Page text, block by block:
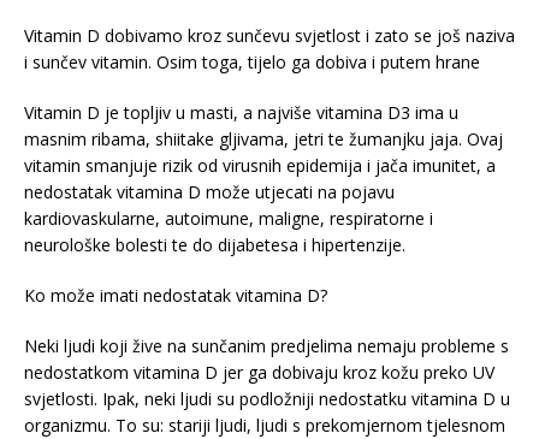
Vitamin D dobivamo kroz sunčevu svjetlost i zato se još naziva
i sunčev vitamin. Osim toga, tijelo ga dobiva i putem hrane
Vitamin D je topljiv u masti, a najviše vitamina D3 ima u
masnim ribama, shiitake gljivama, jetri te žumanjku jaja. Ovaj
vitamin smanjuje rizik od virusnih epidemija i jača imunitet, a
nedostatak vitamina D može utjecati na pojavu
kardiovaskularne, autoimune, maligne, respiratorne i
neurološke bolesti te do dijabetesa i hipertenzije.
Ko može imati nedostatak vitamina D?
Neki ljudi koji žive na sunčanim predjelima nemaju probleme s
nedostatkom vitamina D jer ga dobivaju kroz kožu preko UV
svjetlosti. Ipak, neki ljudi su podložniji nedostatku vitamina D u
organizmu. To su: stariji ljudi, ljudi s prekomjernom tjelesnom